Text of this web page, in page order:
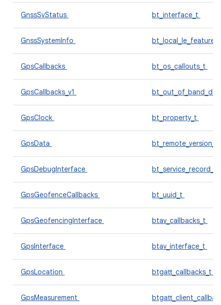
GnssSvStatus bt_interface_t
GnssSystemInfo
GpsCallbacks bt_os_callouts_t
GpsCallbacks_v1
GpsClock bt_property_t
GpsData bt_remote_version_t
GpsDebugInterface bt_service_record_t
GpsGeofenceCallbacks bt_uuid_t
GpsGeofencingInterface btav_callbacks_t
GpsInterface btav_interface_t
GpsLocation btgatt_callbacks_t
GpsMeasurement